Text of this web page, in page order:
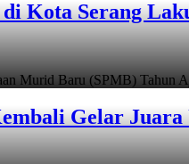
Kota Serang
Murid Baru (SPMB)
Gelar Juara